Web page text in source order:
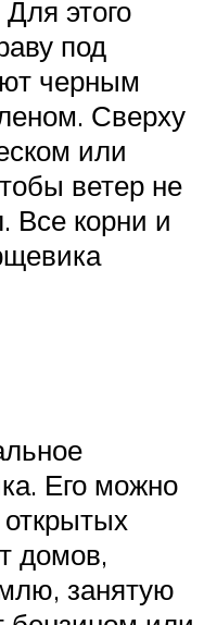
этого
под
черным
Сверху
или
ветер не
Все корни и
Его можно
домов,
занятую